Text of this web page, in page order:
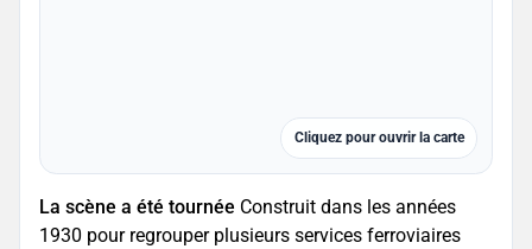
Cliquez pour ouvrir la carte
La scène a été tournée Construit dans les années
1930 pour regrouper plusieurs services ferroviaires